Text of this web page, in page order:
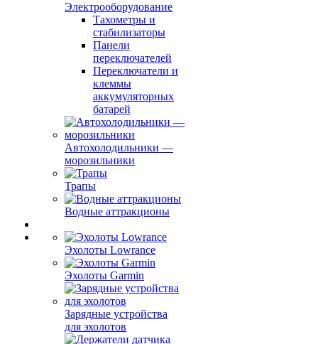
Электрооборудование
Тахометры и
стабилизаторы
Панели
переключателей
Переключатели и
клеммы
аккумуляторных
батарей
Автохолодильники —
морозильники
Трапы
Водные аттракционы
Эхолоты Lowrance
Эхолоты Garmin
Зарядные устройства
для эхолотов